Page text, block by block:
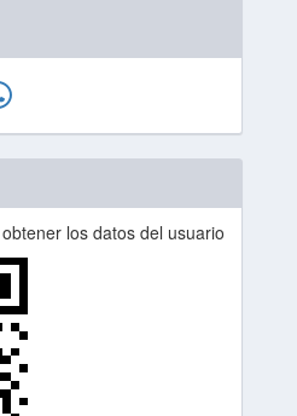
los datos del usuario